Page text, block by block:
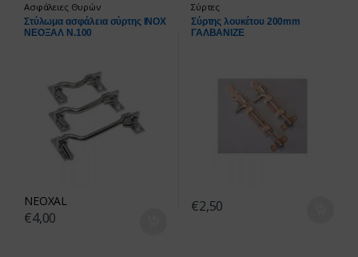
Ασφάλειες Θυρών
Στύλωμα ασφάλεια σύρτης INOX
ΝΕΟΞΑΛ Ν.100
NEOXAL
€4,00
Σύρτες
Σύρτης λουκέτου 200mm
ΓΑΛΒΑΝΙΖΕ
€2,50